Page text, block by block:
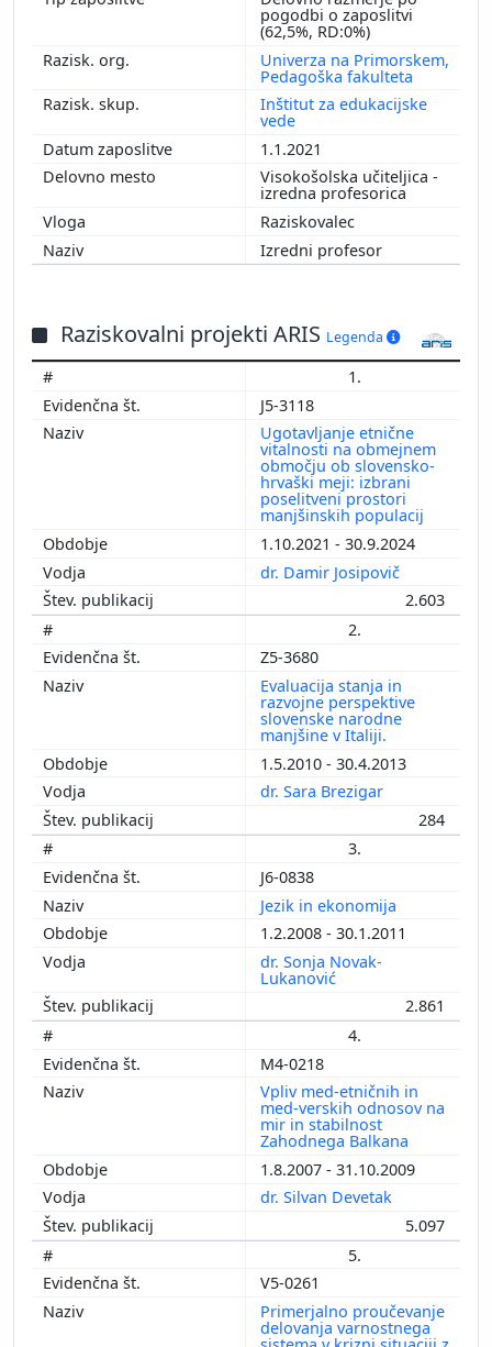
pogodbi o zaposlitvi
(62,5%, RD:0%)
Univerza na Primorskem,
Pedagoška fakulteta
Inštitut za edukacijske
vede
1.1.2021
Visokošolska učiteljica -
izredna profesorica
Raziskovalec
Izredni profesor
Raziskovalni projekti ARIS Legenda
1.
J5-3118
Ugotavljanje etnične
vitalnosti na obmejnem
območju ob slovensko-
hrvaški meji: izbrani
poselitveni prostori
manjšinskih populacij
1.10.2021 - 30.9.2024
dr. Damir Josipovič
2.603
2.
Z5-3680
Evaluacija stanja in
razvojne perspektive
slovenske narodne
manjšine v Italiji.
1.5.2010 - 30.4.2013
dr. Sara Brezigar
284
3.
J6-0838
Jezik in ekonomija
1.2.2008 - 30.1.2011
dr. Sonja Novak-
Lukanović
2.861
4.
M4-0218
Vpliv med-etničnih in
med-verskih odnosov na
mir in stabilnost
Zahodnega Balkana
1.8.2007 - 31.10.2009
dr. Silvan Devetak
5.097
5.
V5-0261
Primerjalno proučevanje
delovanja varnostnega